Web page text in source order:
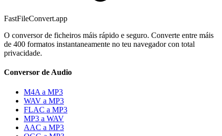
FastFileConvert.app
O conversor de ficheiros máis rápido e seguro. Converte entre máis
de 400 formatos instantaneamente no teu navegador con total
privacidade.
Conversor de Audio
M4A a MP3
WAV a MP3
FLAC a MP3
MP3 a WAV
AAC a MP3